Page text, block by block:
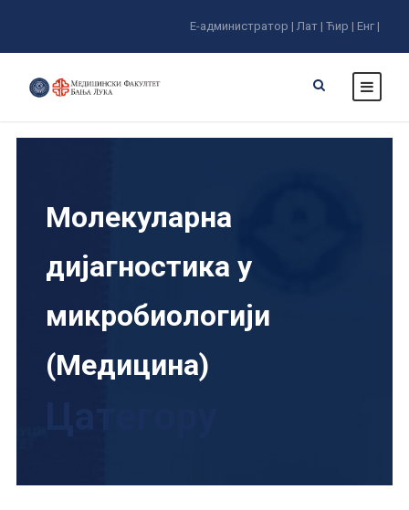
Е-администратор | Лат | Ћир | Енг |
Молекуларна
дијагностика у
микробиологији
(Медицина)